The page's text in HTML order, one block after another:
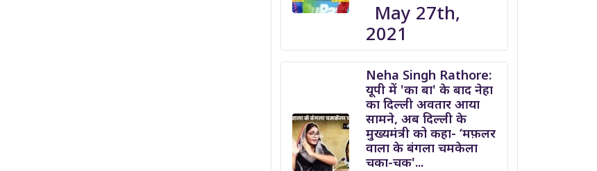
May 27th,
2021
Neha Singh Rathore:
यूपी में 'का बा' के बाद नेहा
का दिल्ली अवतार आया
सामने, अब दिल्ली के
मुख्यमंत्री को कहा- ‘मफ़लर
वाला के बंगला चमकेला
चका-चक'...